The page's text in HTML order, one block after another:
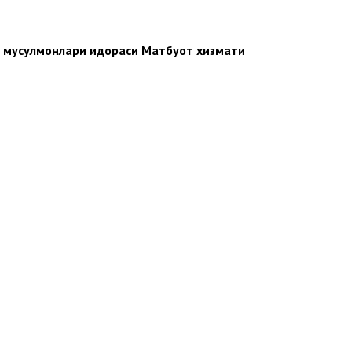
мусулмонлари идораси Матбуот хизмати